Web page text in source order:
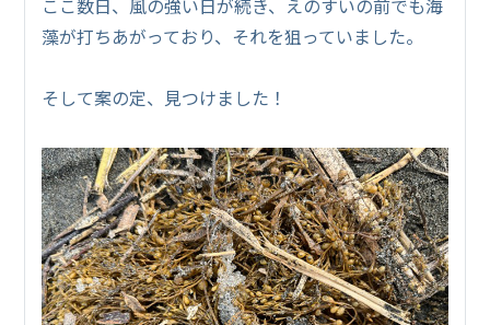
ここ数日、風の強い日が続き、えのすいの前でも海
藻が打ちあがっており、それを狙っていました。
そして案の定、見つけました！